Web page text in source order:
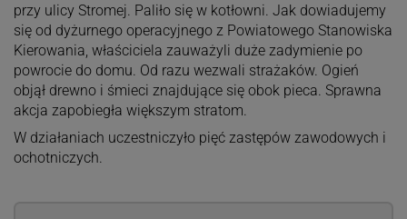
przy ulicy Stromej. Paliło się w kotłowni. Jak dowiadujemy
się od dyżurnego operacyjnego z Powiatowego Stanowiska
Kierowania, właściciela zauważyli duże zadymienie po
powrocie do domu. Od razu wezwali strażaków. Ogień
objął drewno i śmieci znajdujące się obok pieca. Sprawna
akcja zapobiegła większym stratom.
W działaniach uczestniczyło pięć zastępów zawodowych i
ochotniczych.